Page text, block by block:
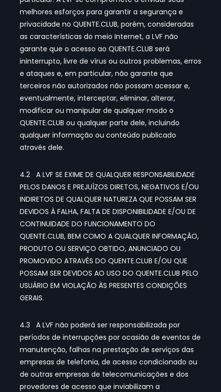
melhores esforços para garantir a segurança e
privacidade no QUENTE.CLUB, porém, consideradas
as características do meio Internet, a LVF não
garante que o acesso ao QUENTE.CLUB será
ininterrupto, livre de vírus ou outros problemas, erros
e ataques e, em particular, não garante que
terceiros não autorizados não possam acessar e,
eventualmente, interceptar, eliminar, alterar,
modificar ou manipular de qualquer modo o
QUENTE.CLUB ou qualquer parte dele, incluindo
qualquer informação ou conteúdo publicado
através dele.
4.2 A LVF SE EXIME DE QUALQUER RESPONSABILIDADE
PELOS DANOS E PREJUÍZOS DIRETOS, NEGATIVOS E/OU
INDIRETOS DE QUALQUER NATUREZA QUE POSSAM SER
DEVIDOS À FALHA, FALTA DE DISPONIBILIDADE E/OU DE
CONTINUIDADE DO FUNCIONAMENTO DO
QUENTE.CLUB, BEM COMO A QUALQUER INFORMAÇÃO,
PRODUTO OU SERVIÇO OBTIDO, ANUNCIADO OU
PROMOVIDO ATRAVÉS DO QUENTE.CLUB E/OU QUE
POSSAM SER DEVIDOS AO USO DO QUENTE.CLUB PELO
USUÁRIO EM VIOLAÇÃO ÀS PRESENTES CONDIÇÕES
GERAIS.
4.3 A LVF não poderá ser responsabilizada por
períodos de interrupções por ocasião de eventos de
manutenção, falhas na prestação de serviços das
empresas de telefonia, de acesso condicionado ou
de outras empresas de telecomunicações e dos
provedores de acesso que inviabilizam a